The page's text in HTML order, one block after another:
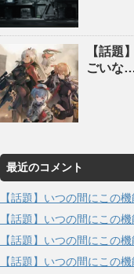
【話題
ごいな
最近のコメント
【話題】いつの間にこの
【話題】いつの間にこの
【話題】いつの間にこの
【話題】いつの間にこの